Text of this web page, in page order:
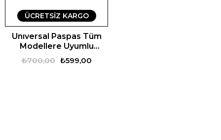
Unıversal Paspas Tüm
Modellere Uyumlu
Universal Vera Oto
Paspas
₺599,00
₺700,00
ÜCRETSIZ KARGO